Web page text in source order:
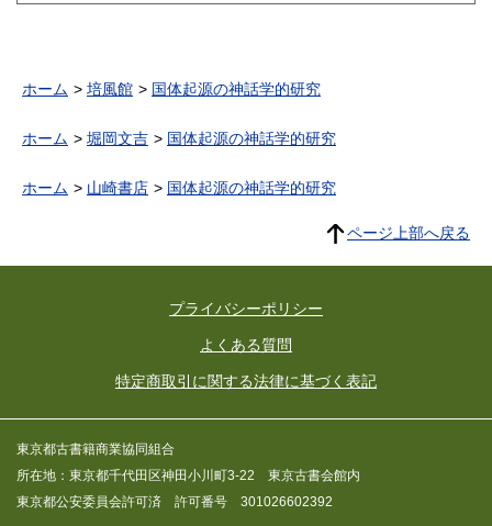
ホーム 培風館 国体起源の神話学的研究
ホーム 堀岡文吉 国体起源の神話学的研究
ホーム 山崎書店 国体起源の神話学的研究
ページ上部へ戻る
プライバシーポリシー
よくある質問
特定商取引に関する法律に基づく表記
東京都古書籍商業協同組合
所在地：東京都千代田区神田小川町3-22 東京古書会館内
東京都公安委員会許可済 許可番号 301026602392